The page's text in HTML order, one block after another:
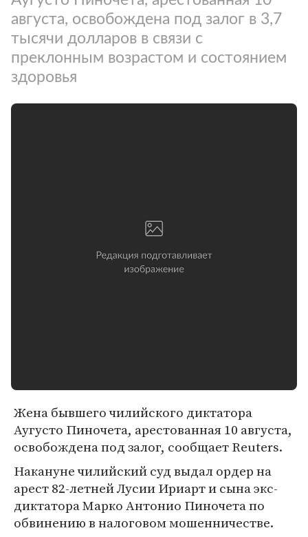
августа, освобождена под залог в 3,7
тысячи долларов в связи с
преклонным возрастом и состоянием
здоровья
Жена бывшего чилийского диктатора
Аугусто Пиночета, арестованная 10 августа,
освобождена под залог, сообщает Reuters.
Накануне чилийский суд выдал ордер на
арест 82-летней Лусии Ириарт и сына экс-
диктатора Марко Антонио Пиночета по
обвинению в налоговом мошенничестве.